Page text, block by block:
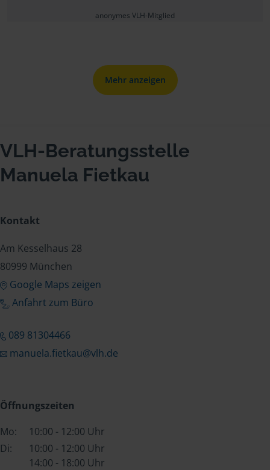
anonymes VLH-Mitglied
Mehr anzeigen
VLH-Beratungsstelle
Manuela Fietkau
Kontakt
Am Kesselhaus 28
80999 München
Google Maps zeigen
Anfahrt zum Büro
089 81304466
manuela.fietkau@vlh.de
Öffnungszeiten
Mo:
10:00 - 12:00 Uhr
Di:
10:00 - 12:00 Uhr
14:00 - 18:00 Uhr